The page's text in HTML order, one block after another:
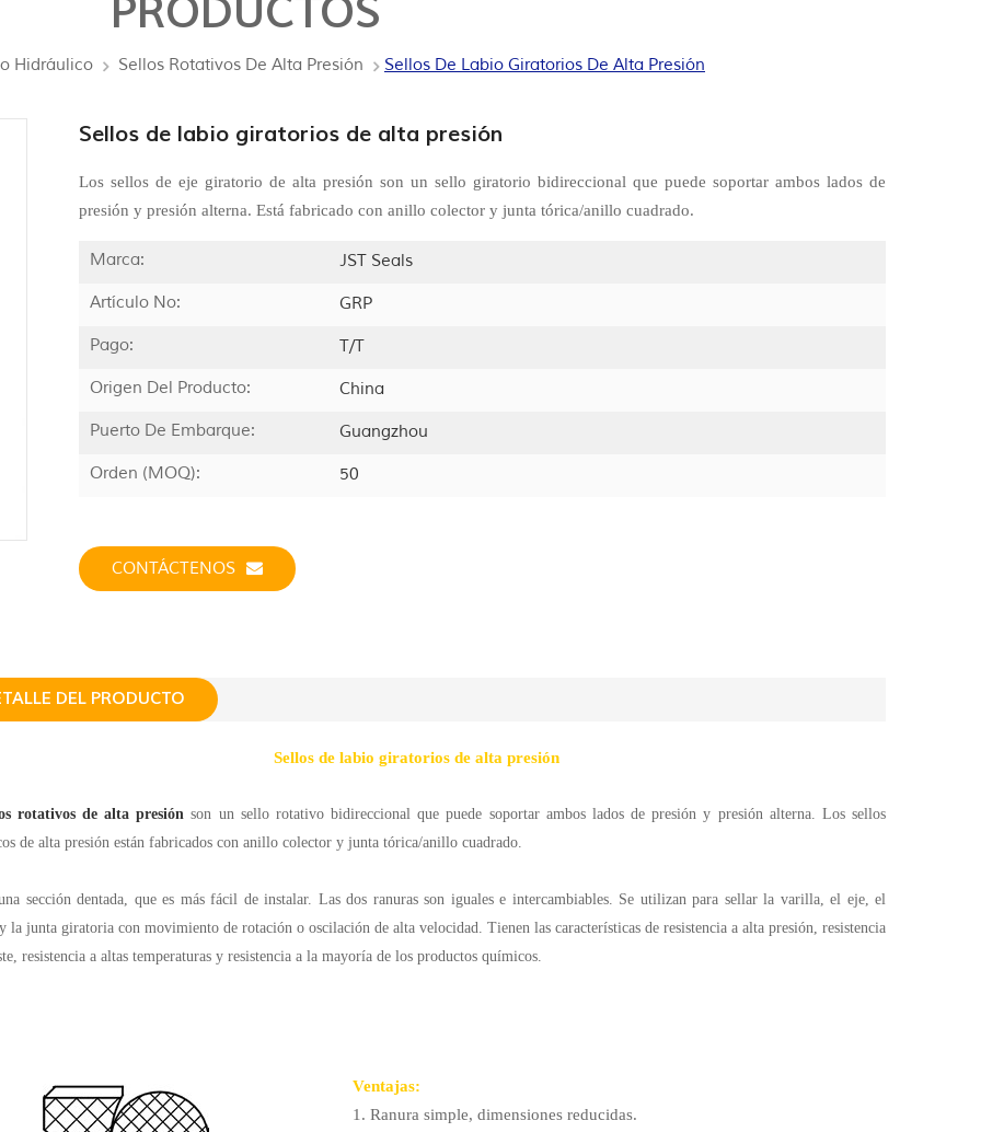
PRODUCTOS
Hidráulico Sellos Rotativos De Alta Presión Sellos De Labio Giratorios De Alta Presión
Sellos de labio giratorios de alta presión
Los sellos de eje giratorio de alta presión son un sello giratorio bidireccional que puede soportar ambos lados de
presión y presión alterna. Está fabricado con anillo colector y junta tórica/anillo cuadrado.
Marca:
JST Seals
Artículo No:
GRP
Pago:
T/T
Origen Del Producto:
China
Puerto De Embarque:
Guangzhou
Orden (MOQ):
50
CONTÁCTENOS
DEL PRODUCTO
Sellos de labio giratorios de alta presión
rotativos de alta presión son un sello rotativo bidireccional que puede soportar ambos lados de presión y presión alterna. Los sellos
de alta presión están fabricados con anillo colector y junta tórica/anillo cuadrado.
sección dentada, que es más fácil de instalar. Las dos ranuras son iguales e intercambiables. Se utilizan para sellar la varilla, el eje, el
la junta giratoria con movimiento de rotación o oscilación de alta velocidad. Tienen las características de resistencia a alta presión, resistencia
resistencia a altas temperaturas y resistencia a la mayoría de los productos químicos.
Ventajas:
1. Ranura simple, dimensiones reducidas.